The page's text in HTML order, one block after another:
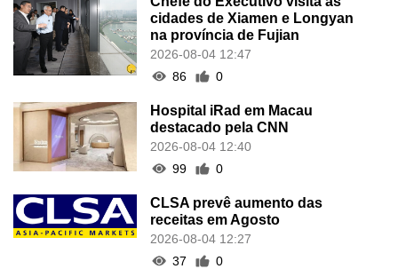
cidades de Xiamen e Longyan
na província de Fujian
2026-08-04 12:47
86
0
Hospital iRad em Macau
destacado pela CNN
2026-08-04 12:40
99
0
CLSA prevê aumento das
receitas em Agosto
2026-08-04 12:27
37
0